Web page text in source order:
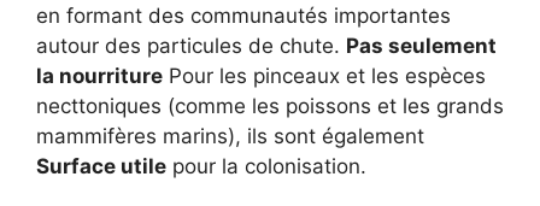
en formant des communautés importantes
autour des particules de chute. Pas seulement
la nourriture Pour les pinceaux et les espèces
necttoniques (comme les poissons et les grands
mammifères marins), ils sont également
Surface utile pour la colonisation.